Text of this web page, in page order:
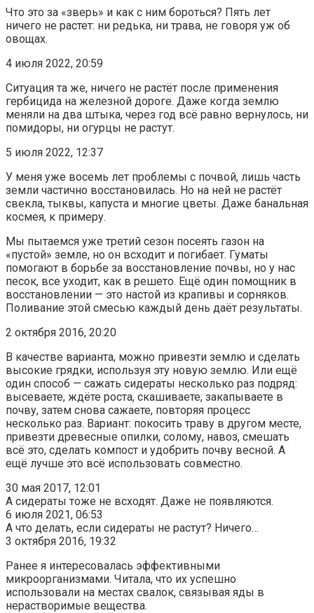
Что это за «зверь» и как с ним бороться? Пять лет
ничего не растет: ни редька, ни трава, не говоря уж об
овощах.
4 июля 2022, 20:59
Ситуация та же, ничего не растёт после применения
гербицида на железной дороге. Даже когда землю
меняли на два штыка, через год всё равно вернулось, ни
помидоры, ни огурцы не растут.
5 июля 2022, 12:37
У меня уже восемь лет проблемы с почвой, лишь часть
земли частично восстановилась. Но на ней не растёт
свекла, тыквы, капуста и многие цветы. Даже банальная
космея, к примеру.
Мы пытаемся уже третий сезон посеять газон на
«пустой» земле, но он всходит и погибает. Гуматы
помогают в борьбе за восстановление почвы, но у нас
песок, все уходит, как в решето. Ещё один помощник в
восстановлении — это настой из крапивы и сорняков.
Поливание этой смесью каждый день даёт результаты.
2 октября 2016, 20:20
В качестве варианта, можно привезти землю и сделать
высокие грядки, используя эту новую землю. Или ещё
один способ — сажать сидераты несколько раз подряд:
высеваете, ждёте роста, скашиваете, закапываете в
почву, затем снова сажаете, повторяя процесс
несколько раз. Вариант: покосить траву в другом месте,
привезти древесные опилки, солому, навоз, смешать
всё это, сделать компост и удобрить почву весной. А
ещё лучше это всё использовать совместно.
30 мая 2017, 12:01
А сидераты тоже не всходят. Даже не появляются.
6 июля 2021, 06:53
А что делать, если сидераты не растут? Ничего…
3 октября 2016, 19:32
Ранее я интересовалась эффективными
микроорганизмами. Читала, что их успешно
использовали на местах свалок, связывая яды в
нерастворимые вещества.